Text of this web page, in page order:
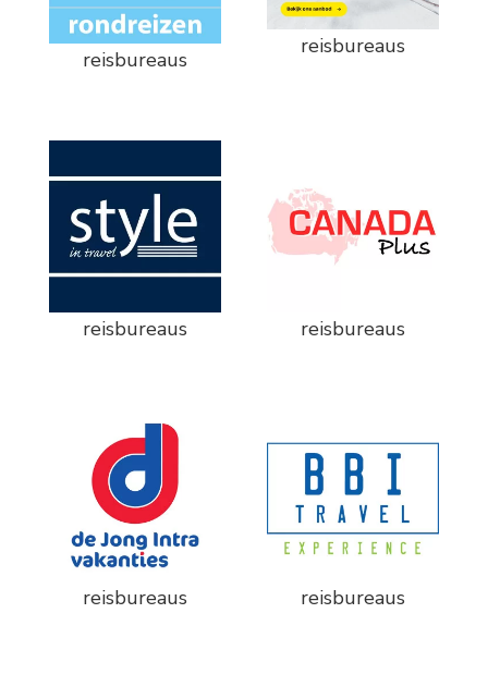
reisbureaus
reisbureaus
reisbureaus reisbureaus
reisbureaus reisbureaus